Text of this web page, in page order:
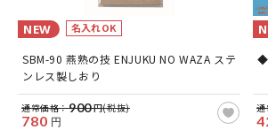
NEW 名入れOK
SBM-90 燕熟の技 ENJUKU NO WAZA ステ
ンレス製しおり
通常価格：900円(税抜)
780 円
◆
通